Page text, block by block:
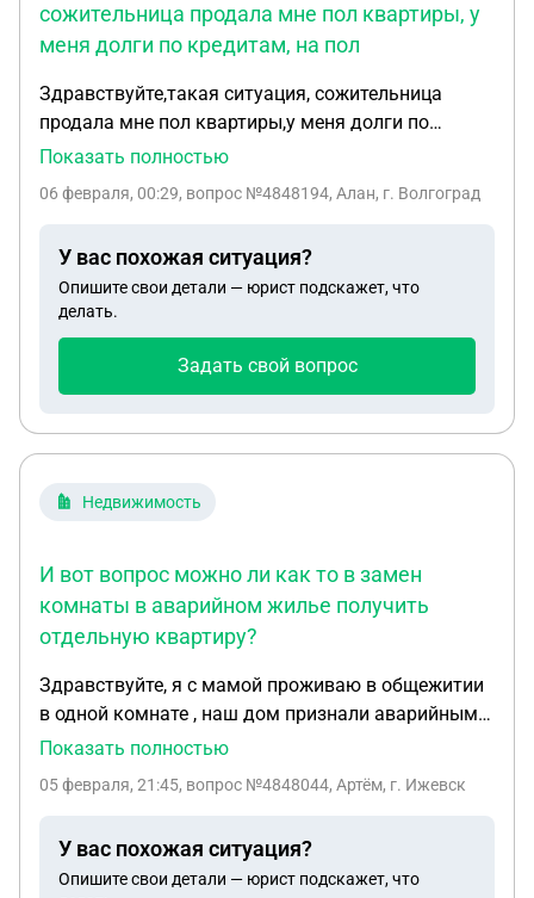
сожительница продала мне пол квартиры, у
меня долги по кредитам, на пол
Здравствуйте,такая ситуация, сожительница
продала мне пол квартиры,у меня долги по
кредитам,на пол квартиры наложили арест,могли
жилплощадь,и в случае моей смерти не перейдет
него завещание?!
Показать полностью
06 февраля, 00:29, вопрос №4848194, Алан, г. Волгоград
У вас похожая ситуация?
Опишите свои детали — юрист подскажет, что
делать.
Задать свой вопрос
Недвижимость
И вот вопрос можно ли как то в замен
комнаты в аварийном жилье получить
отдельную квартиру?
Здравствуйте, я с мамой проживаю в общежитии
в одной комнате , наш дом признали аварийным ,
в замен предлагают денежную компенсацию
можно ли как то в замен комнаты в аварийном
собственности
Показать полностью
05 февраля, 21:45, вопрос №4848044, Артём, г. Ижевск
У вас похожая ситуация?
Опишите свои детали — юрист подскажет, что